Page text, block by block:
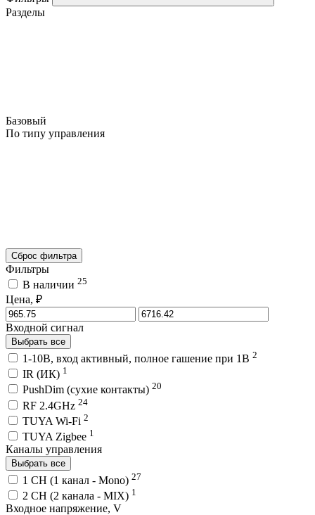
Разделы
Базовый
По типу управления
Сброс фильтра
Фильтры
В наличии 25
Цена, ₽
Входной сигнал
Выбрать все
1-10В, вход активный, полное гашение при 1В 2
IR (ИК) 1
PushDim (сухие контакты) 20
RF 2.4GHz 24
TUYA Wi-Fi 2
TUYA Zigbee 1
Каналы управления
Выбрать все
1 CH (1 канал - Mono) 27
2 CH (2 канала - MIX) 1
Входное напряжение, V